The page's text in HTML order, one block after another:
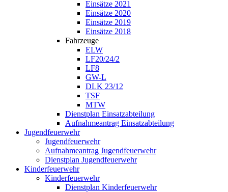
Einsätze 2021
Einsätze 2020
Einsätze 2019
Einsätze 2018
Fahrzeuge
ELW
LF20/24/2
LF8
GW-L
DLK 23/12
TSF
MTW
Dienstplan Einsatzabteilung
Aufnahmeantrag Einsatzabteilung
Jugendfeuerwehr
Jugendfeuerwehr
Aufnahmeantrag Jugendfeuerwehr
Dienstplan Jugendfeuerwehr
Kinderfeuerwehr
Kinderfeuerwehr
Dienstplan Kinderfeuerwehr